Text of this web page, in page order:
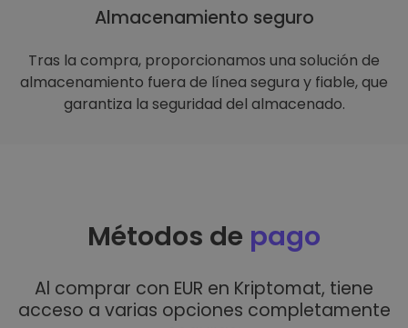
Almacenamiento seguro
Tras la compra, proporcionamos una solución de
almacenamiento fuera de línea segura y fiable, que
garantiza la seguridad del almacenado.
Métodos de pago
Al comprar con EUR en Kriptomat, tiene
acceso a varias opciones completamente